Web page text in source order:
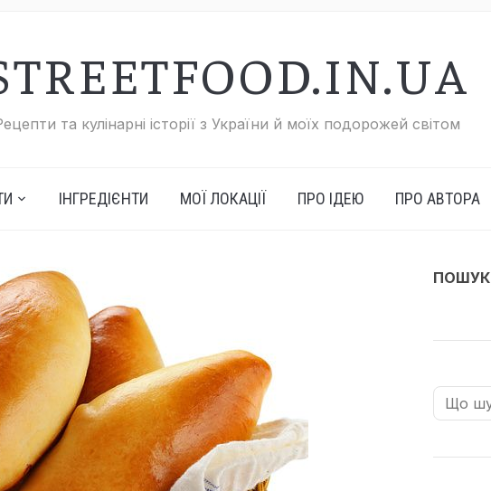
та кулінарні історії з України й моїх подорожей світом
ІНГРЕДІЄНТИ МОЇ ЛОКАЦІЇ ПРО ІДЕЮ ПРО АВТОРА
ПОШУК
Search